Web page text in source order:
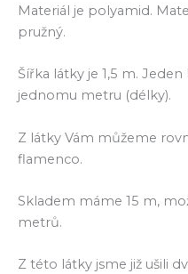
Materiál je polyamid.
pružný.
Šířka látky je 1,5 m.
jednomu metru (délky).
Z látky Vám můžeme
flamenco.
Skladem máme 15 m,
metrů.
Z této látky jsme již ušili